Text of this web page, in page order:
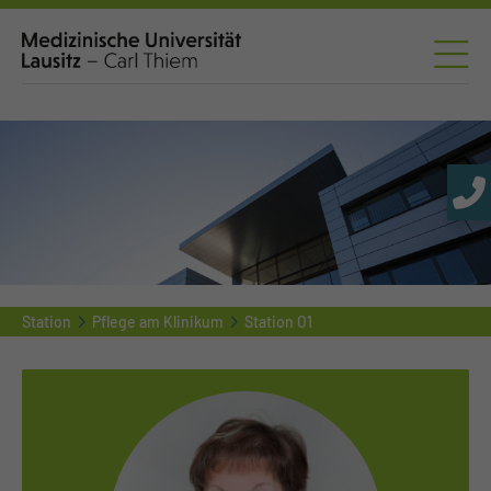
Station Pflege am Klinikum Station O1